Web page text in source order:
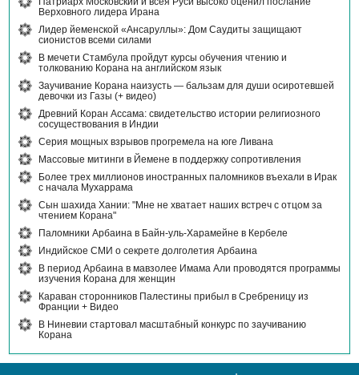
Верховного лидера Ирана
Лидер йеменской «Ансаруллы»: Дом Саудиты защищают
сионистов всеми силами
В мечети Стамбула пройдут курсы обучения чтению и
толкованию Корана на английском язык
Заучивание Корана наизусть — бальзам для души осиротевшей
девочки из Газы (+ видео)
Древний Коран Ассама: свидетельство истории религиозного
сосуществования в Индии
Серия мощных взрывов прогремела на юге Ливана
Массовые митинги в Йемене в поддержку сопротивления
Более трех миллионов иностранных паломников въехали в Ирак
с начала Мухаррама
Сын шахида Хании: "Мне не хватает наших встреч с отцом за
чтением Корана"
Паломники Арбаина в Байн-уль-Харамейне в Кербеле
Индийское СМИ о секрете долголетия Арбаина
В период Арбаина в мавзолее Имама Али проводятся программы
изучения Корана для женщин
Караван сторонников Палестины прибыл в Сребреницу из
Франции + Видео
В Ниневии стартовал масштабный конкурс по заучиванию
Корана